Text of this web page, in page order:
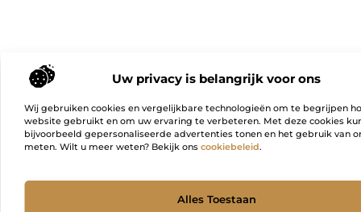
Uw privacy is belangrijk voor ons
Wij gebruiken cookies en vergelijkbare technologieën om te begrijpen
website gebruikt en om uw ervaring te verbeteren. Met deze cookies
bijvoorbeeld gepersonaliseerde advertenties tonen en het gebruik van
meten. Wilt u meer weten? Bekijk ons cookiebeleid.
Alles Toestaan